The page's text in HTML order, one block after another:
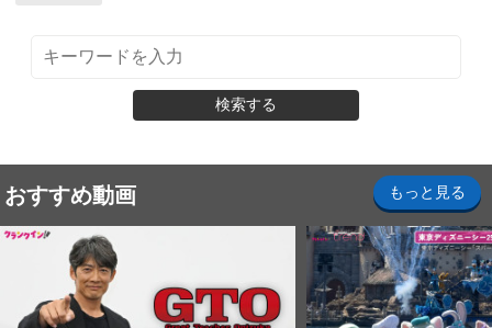
検索する
おすすめ動画 もっと見る